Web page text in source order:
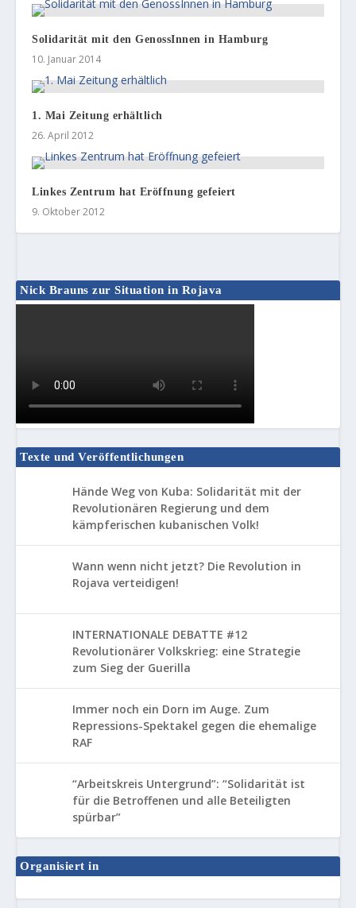
Solidarität mit den GenossInnen in Hamburg
10. Januar 2014
1. Mai Zeitung erhältlich
26. April 2012
Linkes Zentrum hat Eröffnung gefeiert
9. Oktober 2012
Nick Brauns zur Situation in Rojava
Texte und Veröffentlichungen
Hände Weg von Kuba: Solidarität mit der
Revolutionären Regierung und dem
kämpferischen kubanischen Volk!
Wann wenn nicht jetzt? Die Revolution in
Rojava verteidigen!
INTERNATIONALE DEBATTE #12
Revolutionärer Volkskrieg: eine Strategie
zum Sieg der Guerilla
Immer noch ein Dorn im Auge. Zum
Repressions-Spektakel gegen die ehemalige
RAF
“Arbeitskreis Untergrund”: “Solidarität ist
für die Betroffenen und alle Beteiligten
spürbar”
Organisiert in